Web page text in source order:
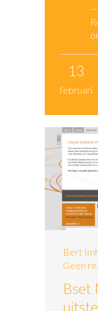
—
13
februari
Bert
Geen
Bset